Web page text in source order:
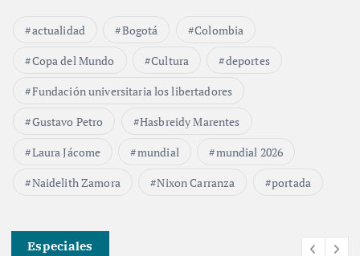
actualidad Bogotá
Colombia
Copa del Mundo
Cultura
deportes
Fundación universitaria los libertadores
Gustavo Petro
Hasbreidy Marentes
Laura Jácome
mundial
mundial 2026
Naidelith Zamora
Nixon Carranza portada
Especiales